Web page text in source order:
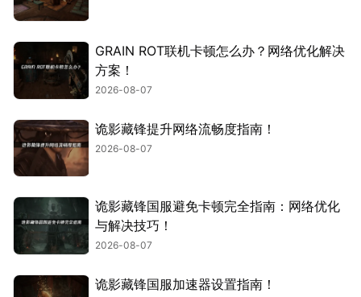
GRAIN ROT联机卡顿怎么办？网络优化解决
方案！
2026-08-07
诡影藏锋提升网络流畅度指南！
2026-08-07
诡影藏锋国服避免卡顿完全指南：网络优化
与解决技巧！
2026-08-07
诡影藏锋国服加速器设置指南！